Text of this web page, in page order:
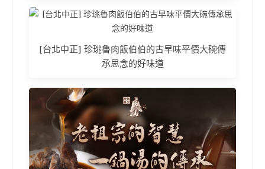
[台北中正] 珍珧魯肉飯伯伯的古早味平價大碗傳
承思念的好味道